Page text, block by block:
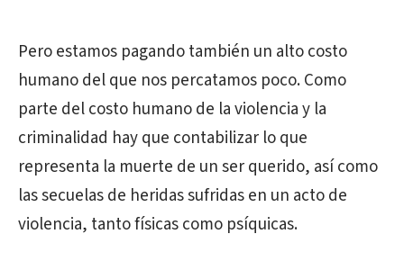
Pero estamos pagando también un alto costo
humano del que nos percatamos poco. Como
parte del costo humano de la violencia y la
criminalidad hay que contabilizar lo que
representa la muerte de un ser querido, así como
las secuelas de heridas sufridas en un acto de
violencia, tanto físicas como psíquicas.